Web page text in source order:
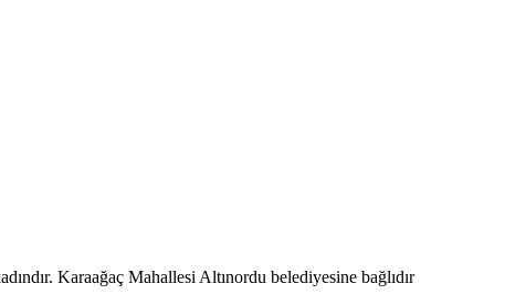
Karaağaç Mahallesi Altınordu belediyesine bağlıdır